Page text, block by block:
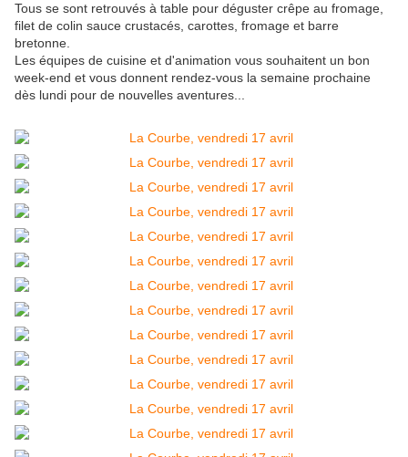
Tous se sont retrouvés à table pour déguster crêpe au fromage,
filet de colin sauce crustacés, carottes, fromage et barre
bretonne.
Les équipes de cuisine et d'animation vous souhaitent un bon
week-end et vous donnent rendez-vous la semaine prochaine
dès lundi pour de nouvelles aventures...